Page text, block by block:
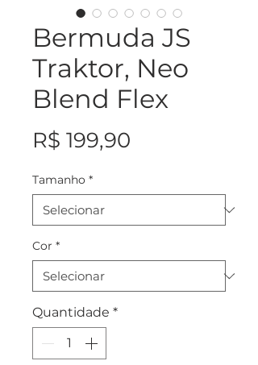
Bermuda JS
Traktor, Neo
Blend Flex
R$ 199,90
Tamanho *
Cor *
Quantidade *